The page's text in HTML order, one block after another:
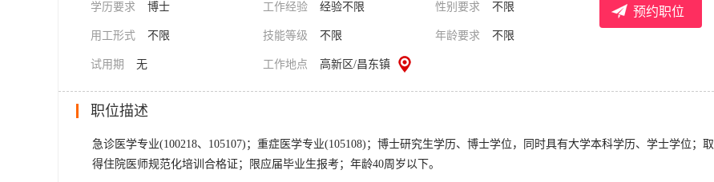
预约职位
学历要求 博士 工作经验 经验不限 性别要求 不限
用工形式 不限 技能等级 不限 年龄要求 不限
试用期 无 工作地点 高新区/昌东镇
职位描述
急诊医学专业(100218、105107)；重症医学专业(105108)；博士研究生学历、博士学位，同时具有大学本科学历、学士学位；取
得住院医师规范化培训合格证；限应届毕业生报考；年龄40周岁以下。